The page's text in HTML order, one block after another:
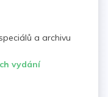
a archivu
vydání